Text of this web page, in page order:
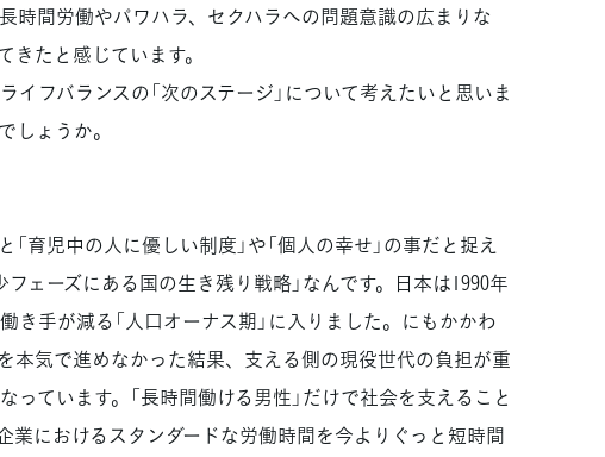
間労働やパワハラ、セクハラへの問題意識の広まりな
たと感じています。
フバランスの「次のステージ」について考えたいと思いま
しょうか。
育児中の人に優しい制度」や「個人の幸せ」の事だと捉え
ェーズにある国の生き残り戦略」なんです。日本は1990年
き手が減る「人口オーナス期」に入りました。にもかかわ
本気で進めなかった結果、支える側の現役世代の負担が重
ています。「長時間働ける男性」だけで社会を支えること
業におけるスタンダードな労働時間を今よりぐっと短時間